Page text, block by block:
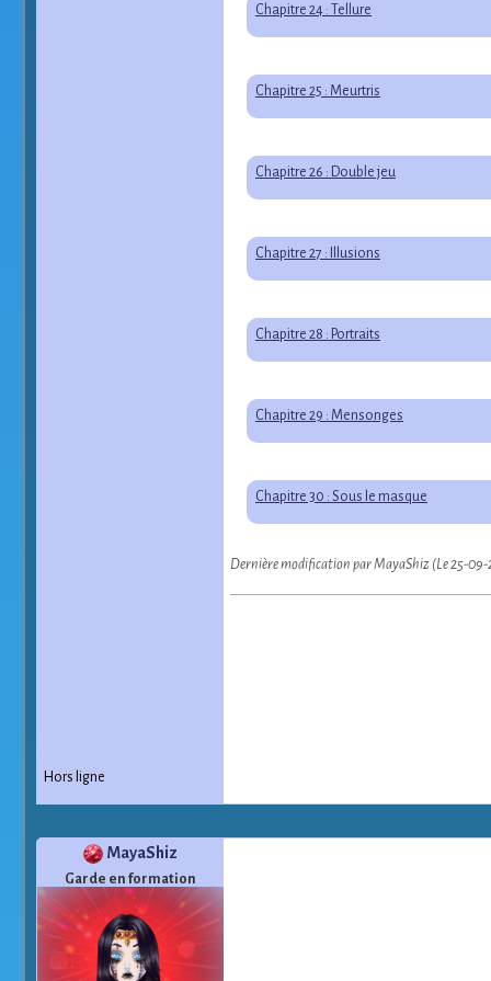
Chapitre 24 : Tellure
Chapitre 25 : Meurtris
Chapitre 26 : Double jeu
Chapitre 27 : Illusions
Chapitre 28 : Portraits
Chapitre 29 : Mensonges
Chapitre 30 : Sous le masque
Dernière modification par MayaShiz (Le 25-09-
Hors ligne
MayaShiz
Garde en formation